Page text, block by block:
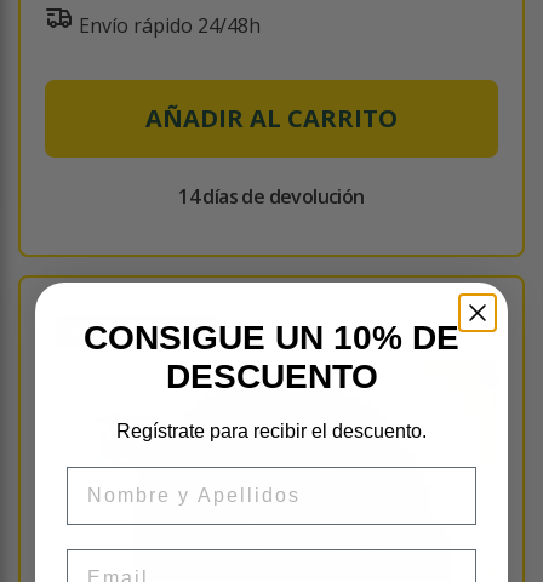
Envío rápido 24/48h
AÑADIR AL CARRITO
14 días de devolución
ENVÍO INMEDIATO
CONSIGUE UN 10% DE
DESCUENTO
Regístrate para recibir el descuento.